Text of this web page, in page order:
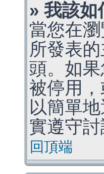
» 我該
當您在
所發表
頭。如
被停用
以簡單
實遵守討
回頂端